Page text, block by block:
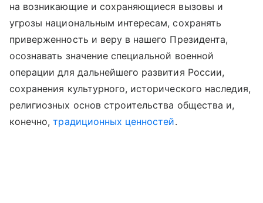
на возникающие и сохраняющиеся вызовы и
угрозы национальным интересам, сохранять
приверженность и веру в нашего Президента,
осознавать значение специальной военной
операции для дальнейшего развития России,
сохранения культурного, исторического наследия,
религиозных основ строительства общества и,
конечно,традиционных ценностей.